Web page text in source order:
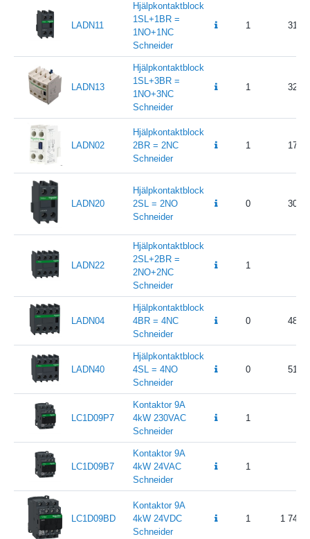
LADN11
Hjälpkontaktblock
1SL+1BR =
1NO+1NC
Schneider
1
LADN13
Hjälpkontaktblock
1SL+3BR =
1NO+3NC
Schneider
1
LADN02
Hjälpkontaktblock
2BR = 2NC
Schneider
1
LADN20
Hjälpkontaktblock
2SL = 2NO
Schneider
0
LADN22
Hjälpkontaktblock
2SL+2BR =
2NO+2NC
Schneider
1
LADN04
Hjälpkontaktblock
4BR = 4NC
Schneider
0
LADN40
Hjälpkontaktblock
4SL = 4NO
Schneider
0
LC1D09P7
Kontaktor 9A
4kW 230VAC
Schneider
1
LC1D09B7
Kontaktor 9A
4kW 24VAC
Schneider
1
LC1D09BD
Kontaktor 9A
4kW 24VDC
Schneider
1 1